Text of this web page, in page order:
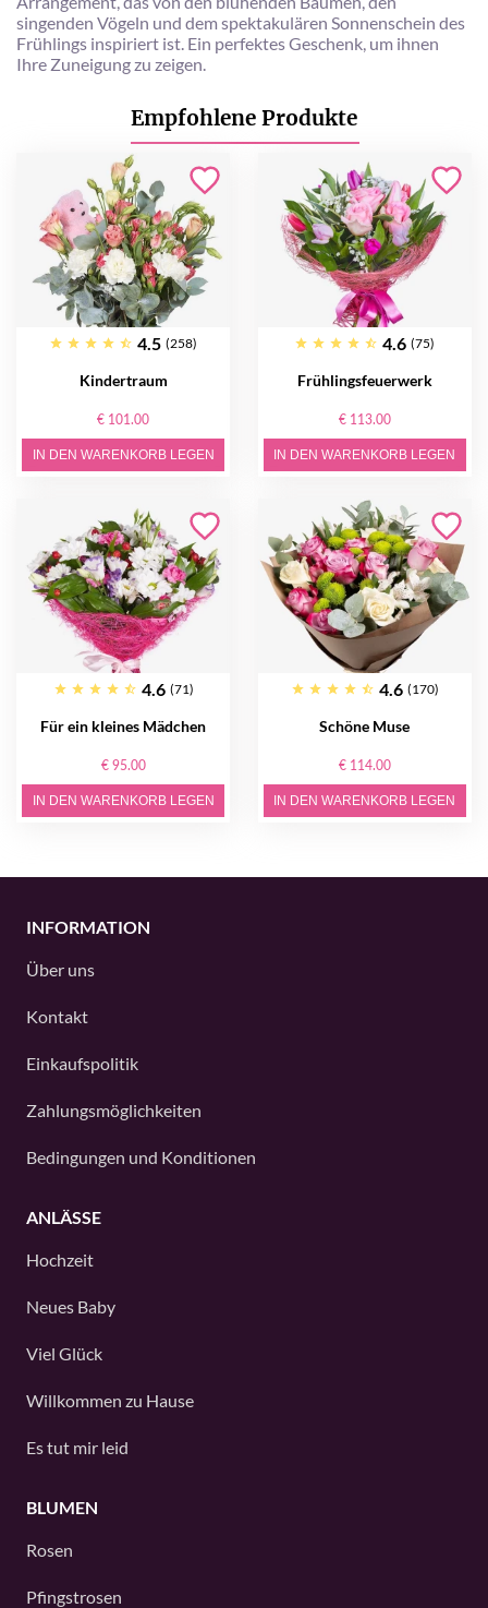
singenden Vögeln und dem spektakulären Sonnenschein des
Frühlings inspiriert ist. Ein perfektes Geschenk, um ihnen
Ihre Zuneigung zu zeigen.
Empfohlene Produkte
4.5 (258)
Kindertraum
€ 101.00
IN DEN WARENKORB LEGEN
4.6 (75)
Frühlingsfeuerwerk
€ 113.00
IN DEN WARENKORB LEGEN
4.6 (71)
Für ein kleines Mädchen
€ 95.00
IN DEN WARENKORB LEGEN
4.6 (170)
Schöne Muse
€ 114.00
IN DEN WARENKORB LEGEN
INFORMATION
Über uns
Kontakt
Einkaufspolitik
Zahlungsmöglichkeiten
Bedingungen und Konditionen
ANLÄSSE
Hochzeit
Neues Baby
Viel Glück
Willkommen zu Hause
Es tut mir leid
BLUMEN
Rosen
Pfingstrosen